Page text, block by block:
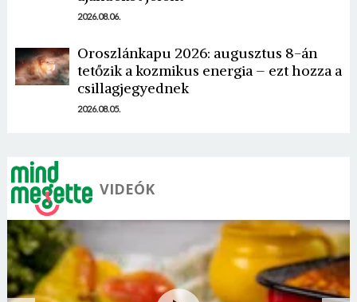
2026.08.06.
Oroszlánkapu 2026: augusztus 8-án
tetőzik a kozmikus energia – ezt hozza a
csillagjegyednek
2026.08.05.
VIDEÓK